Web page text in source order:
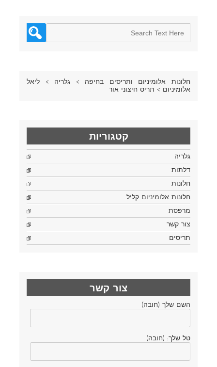
חלונות אלומיניום ותריסים בחיפה > גלריה > ליאל
אלומיניום > תריס חיצוני אור
קטגוריות
גלריה
דלתות
חלונות
חלונות אלומיניום קליל
מרפסת
צור קשר
תריסים
צור קשר
השם שלך (חובה)
טל שלך: (חובה)